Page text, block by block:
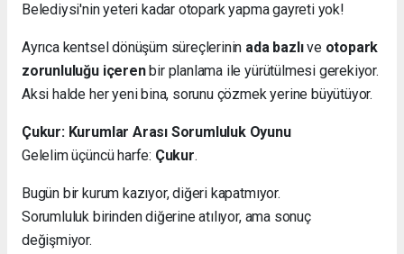
Belediysi'nin yeteri kadar otopark yapma gayreti yok!
Ayrıca kentsel dönüşüm süreçlerinin ada bazlıve otopark
zorunluluğu içerenbir planlama ile yürütülmesi gerekiyor.
Aksi halde her yeni bina, sorunu çözmek yerine büyütüyor.
Çukur: Kurumlar Arası Sorumluluk Oyunu
Gelelim üçüncü harfe: Çukur.
Bugün bir kurum kazıyor, diğeri kapatmıyor.
Sorumluluk birinden diğerine atılıyor, ama sonuç
değişmiyor.